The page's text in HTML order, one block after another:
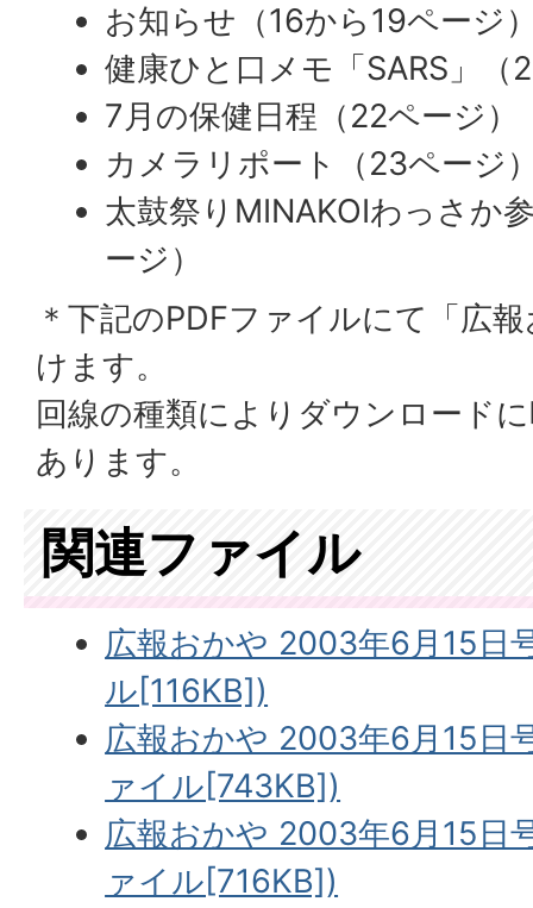
お知らせ（16から19ページ
健康ひと口メモ「SARS」（
7月の保健日程（22ページ）
カメラリポート（23ページ
太鼓祭りMINAKOIわっさか
ージ）
＊下記のPDFファイルにて「広
けます。
回線の種類によりダウンロード
あります。
関連ファイル
広報おかや 2003年6月15日
ル[116KB])
広報おかや 2003年6月15日
ァイル[743KB])
広報おかや 2003年6月15日
ァイル[716KB])